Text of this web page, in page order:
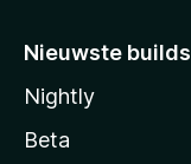
Nieuwste builds
Nightly
Beta